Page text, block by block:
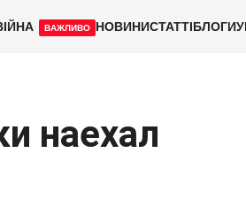
ВАЖЛИВО НОВИНИСТАТТІБЛОГИ
наехал